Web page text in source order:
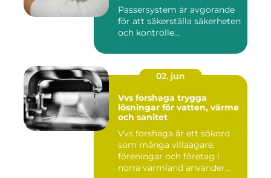
Passersystem är avgörande
för att säkerställa säkerheten
och kontrolle...
02. jun
Vvs forshaga trygga
lösningar för vatten, värme
och sanitet
Vvs forshaga är ett sökord
som många villaägare,
föreningar och företag i
norra värmland använder